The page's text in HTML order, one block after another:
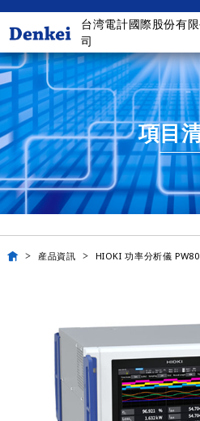
台湾電計國際股份有
司
項目
産品資訊 HIOKI 功率分析儀